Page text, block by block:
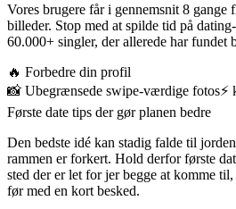
Vores brugere får i gennemsnit 8 gange
billeder. Stop med at spilde tid på
60.000+ singler, der allerede har fundet
🔥 Forbedre din profil
📸 Ubegrænsede swipe-værdige fotos⚡️
Første date tips der gør planen bedre
Den bedste idé kan stadig falde til
rammen er forkert. Hold derfor første
sted der er let for jer begge at komme
før med en kort besked.